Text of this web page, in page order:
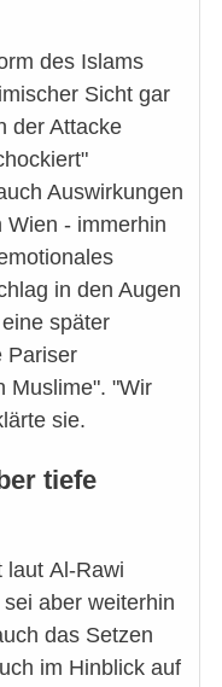
des Islams
Sicht gar
der Attacke
Auswirkungen
Wien - immerhin
in den Augen
später
Pariser
Muslime". "Wir
sie.
tiefe
laut Al-Rawi
aber weiterhin
das Setzen
im Hinblick auf